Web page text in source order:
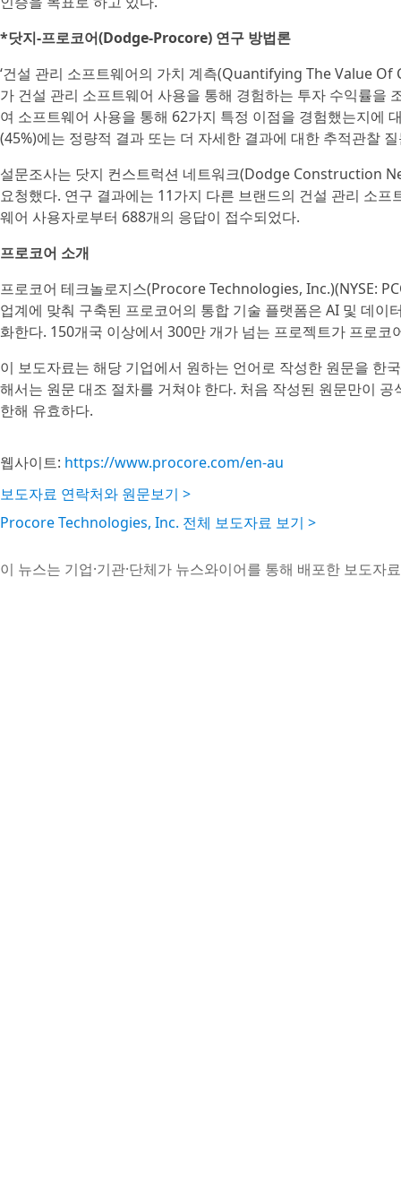
*닷지-프로코어(Dodge-Procore) 연구 방법론
‘건설 관리 소프트웨어의 가치 계측(Quantifying The Value
가 건설 관리 소프트웨어 사용을 통해 경험하는 투자 수익률을
여 소프트웨어 사용을 통해 62가지 특정 이점을 경험했는지에
(45%)에는 정량적 결과 또는 더 자세한 결과에 대한 추적관찰
설문조사는 닷지 컨스트럭션 네트워크(Dodge Construction
요청했다. 연구 결과에는 11가지 다른 브랜드의 건설 관리 소
웨어 사용자로부터 688개의 응답이 접수되었다.
프로코어 소개
프로코어 테크놀로지스(Procore Technologies, Inc.)(NYSE:
업계에 맞춰 구축된 프로코어의 통합 기술 플랫폼은 AI 및 데
화한다. 150개국 이상에서 300만 개가 넘는 프로젝트가 프로
이 보도자료는 해당 기업에서 원하는 언어로 작성한 원문을 한
해서는 원문 대조 절차를 거쳐야 한다. 처음 작성된 원문만이
한해 유효하다.
웹사이트: https://www.procore.com/en-au
보도자료 연락처와 원문보기 >
Procore Technologies, Inc. 전체 보도자료 보기 >
이 뉴스는 기업·기관·단체가 뉴스와이어를 통해 배포한 보도자